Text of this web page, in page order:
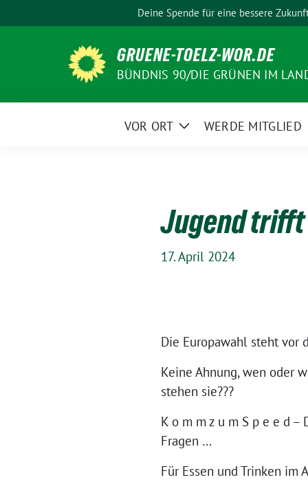
zum
Deine Spende für eine bessere
GRUENE-TOELZ-WOR.DE
BÜNDNIS 90/DIE GRÜNEN IM
VOR ORT
ZeigeWERDE MITGLIED
Jugend trifft
17. April 2024
Die Europawahl steht vor
Keine Ahnung, wen oder
stehen sie???
K o m m z u m S p e e d
Fragen …
Für Essen und Trinken im